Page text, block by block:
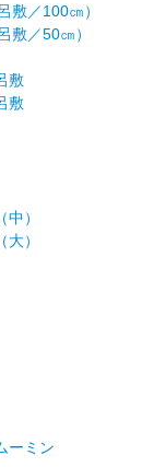
敷／100㎝）
敷／50㎝）
敷
敷
）
）
ーミン